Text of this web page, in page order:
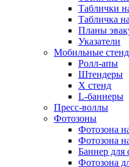
Таблички
Табличка
Планы
Указатели
Мобильные
Ролл-апы
Штендеры
Х стенд
L-баннеры
Пресс-воллы
Фотозоны
Фотозона
Фотозона
Баннер для
Фотозона